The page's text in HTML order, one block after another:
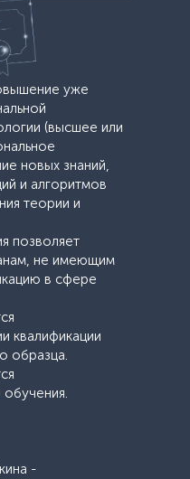
уже
(высшее или
новых знаний,
и алгоритмов
теории и
позволяет
не имеющим
в сфере
квалификации
образца.
-